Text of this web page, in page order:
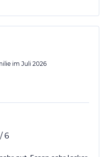
kostet extra, und
Liegebereiche am
fällig –…
im Juli 2026
/ 6